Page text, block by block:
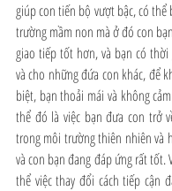
giúp con tiến bộ vượt bậc, có
trường mầm non mà ở đó con
giao tiếp tốt hơn, và bạn có
và cho những đứa con khác, để
biệt, bạn thoải mái và không
thể đó là việc bạn đưa con trở
trong môi trường thiên nhiên và
và con bạn đang đáp ứng rất tốt.
thể việc thay đổi cách tiếp cận